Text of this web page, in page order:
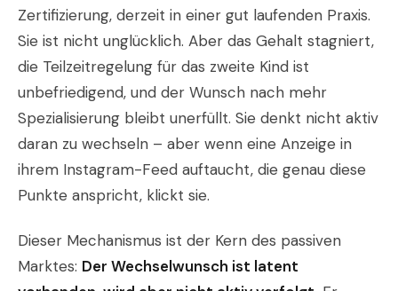
Zertifizierung, derzeit in einer gut laufenden Praxis.
Sie ist nicht unglücklich. Aber das Gehalt stagniert,
die Teilzeitregelung für das zweite Kind ist
unbefriedigend, und der Wunsch nach mehr
Spezialisierung bleibt unerfüllt. Sie denkt nicht aktiv
daran zu wechseln – aber wenn eine Anzeige in
ihrem Instagram-Feed auftaucht, die genau diese
Punkte anspricht, klickt sie.
Dieser Mechanismus ist der Kern des passiven
Marktes: Der Wechselwunsch ist latent